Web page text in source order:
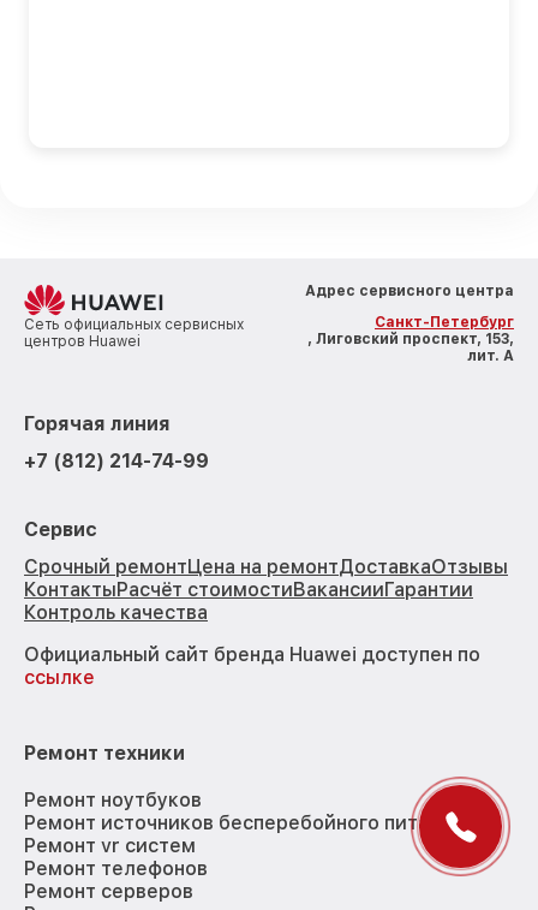
Сеть официальных сервисных
центров Huawei
Адрес сервисного центра
Санкт-Петербург
, Лиговский проспект, 153,
лит. А
Горячая линия
+7 (812) 214-74-99
Сервис
Срочный ремонтЦена на ремонтДоставкаОтзывы
КонтактыРасчёт стоимостиВакансииГарантии
Контроль качества
Официальный сайт бренда Huawei доступен по
ссылке
Ремонт техники
Ремонт ноутбуков
Ремонт источников бесперебойного питания
Ремонт vr систем
Ремонт телефонов
Ремонт серверов